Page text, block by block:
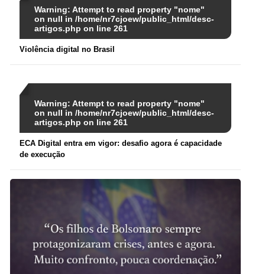
Warning: Attempt to read property "nome"
on null in /home/nr7cjoew/public_html/desc-
artigos.php on line 261
Violência digital no Brasil
Warning: Attempt to read property "nome"
on null in /home/nr7cjoew/public_html/desc-
artigos.php on line 261
ECA Digital entra em vigor: desafio agora é capacidade
de execução